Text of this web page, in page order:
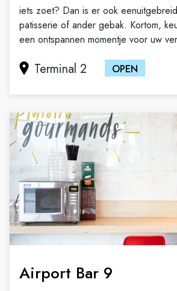
iets zoet? Dan is er ook
patisserie of ander gebak. Kortom,
een ontspannen momentje voor uw
Terminal 2 OPEN
Airport Bar 9